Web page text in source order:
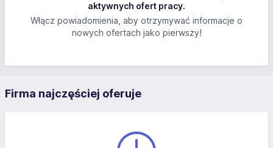
aktywnych ofert pracy.
Włącz powiadomienia, aby otrzymywać informacje o
nowych ofertach jako pierwszy!
Firma najczęściej oferuje